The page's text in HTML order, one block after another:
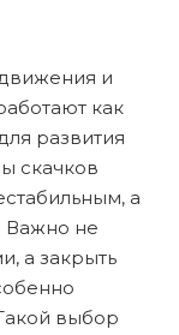
движения и
как
развития
скачков
а
Важно не
а закрыть
выбор